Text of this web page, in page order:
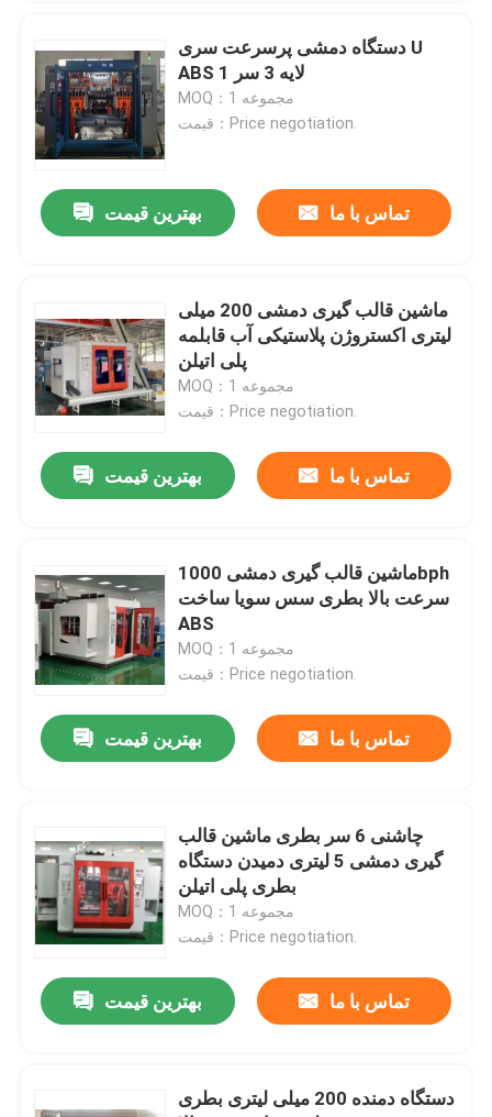
دربارهی ما
اطلاعات تماس
محصولات
ماشین قالب گیری دمشی اتوماتیک
دستگاه قالب گیری دمشی بطری پلاستیکی
دستگاه قالب گیری دمشی HDPE
ماشین قالب گیری با سرعت بالا
قالب گیری دمشی اکستروژن پیوسته
ماشین قالب گیری دمشی انباشته
دستگاه قالب گیری ضربه ای دو ایستگاه
ماشین کمکی پلاستیک
ماشین قالب گیری دمشی تمام الکتریک
دستگاه دمشی پرسرعت سری U
ABS 1 لایه 3 سر
MOQ：1 مجموعه
قیمت：Price negotiation.
بهترین قیمت تماس با ما
ماشین قالب گیری دمشی 200 میلی
لیتری اکستروژن پلاستیکی آب قابلمه
پلی اتیلن
MOQ：1 مجموعه
قیمت：Price negotiation.
بهترین قیمت تماس با ما
ماشین قالب گیری دمشی 1000bph
سرعت بالا بطری سس سویا ساخت
ABS
MOQ：1 مجموعه
قیمت：Price negotiation.
بهترین قیمت تماس با ما
چاشنی 6 سر بطری ماشین قالب
گیری دمشی 5 لیتری دمیدن دستگاه
بطری پلی اتیلن
MOQ：1 مجموعه
قیمت：Price negotiation.
بهترین قیمت تماس با ما
دستگاه دمنده 200 میلی لیتری بطری